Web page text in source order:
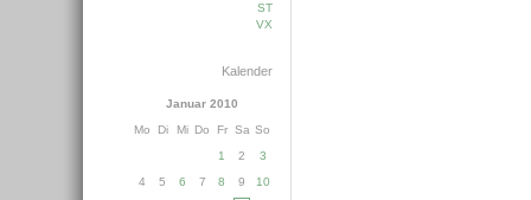
ST
VX
Kalender
Januar 2010
Mo
Di Mi Do Fr Sa So
1
2
3
4
5 6 7 8 9 10